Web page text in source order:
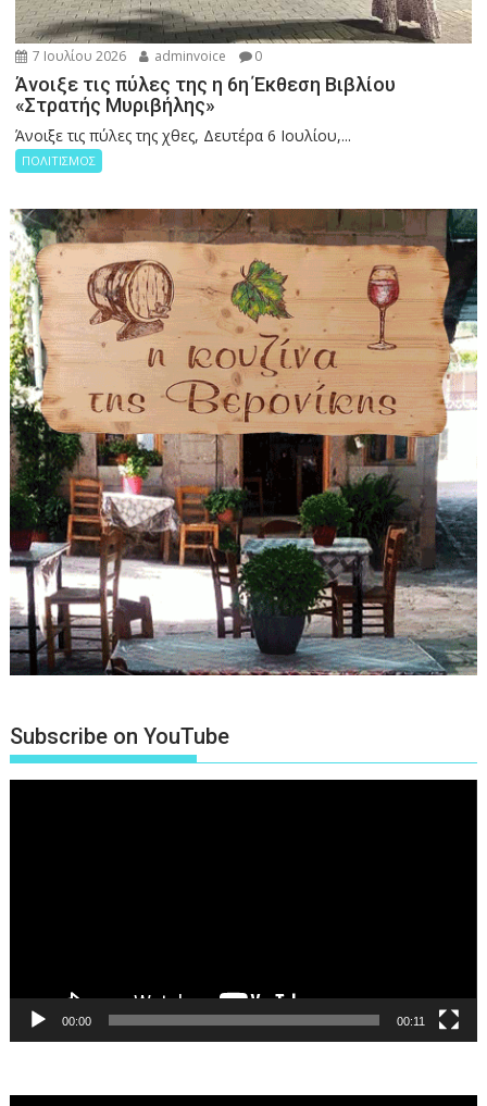
7 Ιουλίου 2026 adminvoice 0
Άνοιξε τις πύλες της η 6η Έκθεση Βιβλίου
«Στρατής Μυριβήλης»
Άνοιξε τις πύλες της χθες, Δευτέρα 6 Ιουλίου,...
ΠΟΛΙΤΙΣΜΟΣ
Subscribe on YouTube
00:00 00:11